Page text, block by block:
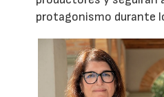
protagonismo durante